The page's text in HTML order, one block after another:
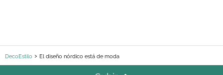
DecoEstilo El diseño nórdico está de moda